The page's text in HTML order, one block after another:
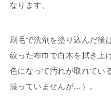
なります。
刷毛で洗剤を塗り込んだ後
絞った布巾で白木を拭き上
色になって汚れが取れてい
撮っていませんが…）。